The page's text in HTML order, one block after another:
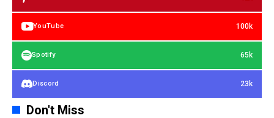
YouTube 100k
Spotify 65k
Discord 23k
Don't Miss